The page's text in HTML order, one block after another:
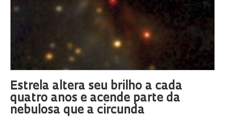
Estrela altera seu brilho a cada
quatro anos e acende parte da
nebulosa que a circunda